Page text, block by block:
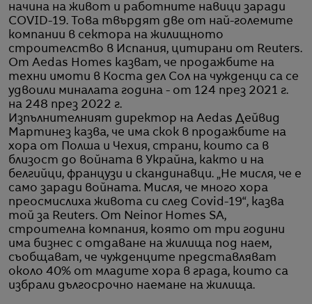
начина на живот и работните навици заради
COVID-19. Това твърдят две от най-големите
компании в сектора на жилищното
строителство в Испания, цитирани от Reuters.
От Aedas Homes казват, че продажбите на
техни имоти в Коста дел Сол на чужденци са се
удвоили миналата година - от 124 през 2021 г.
на 248 през 2022 г.
Изпълнителният директор на Aedas Дейвид
Мартинез казва, че има скок в продажбите на
хора от Полша и Чехия, страни, които са в
близост до войната в Украйна, както и на
белгийци, французи и скандинавци. „Не мисля, че е
само заради войната. Мисля, че много хора
преосмислиха живота си след Covid-19“, казва
той за Reuters. От Neinor Homes SA,
строителна компания, която от три години
има бизнес с отдаване на жилища под наем,
съобщават, че чужденците представляват
около 40% от младите хора в града, които са
избрали дългосрочно наемане на жилища.